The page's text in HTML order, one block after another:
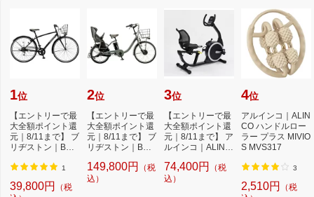
1位
【エントリーで最
大全額ポイント還
元｜8/11まで】 ブ
リヂストン｜BRI
ク...
1
39,800円
（税
2位
【エントリーで最
大全額ポイント還
元｜8/11まで】 ブ
リヂストン｜BRI
ア...
149,800円
（税
込）
3位
【エントリーで最
大全額ポイント還
元｜8/11まで】 ア
ルインコ｜ALINC
イ...
74,400円
（税
込）
4位
アルインコ｜ALIN
CO ハンドルロー
ラー プラス MIVIO
S MVS317
3
2,510円
（税